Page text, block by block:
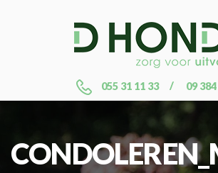
055 31 11 33 09